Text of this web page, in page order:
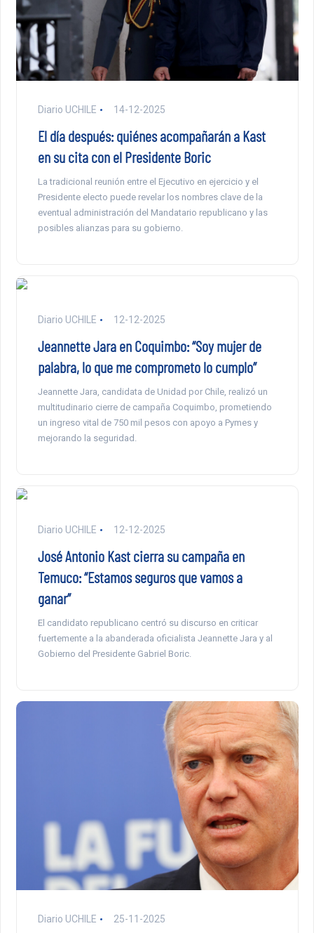
Diario UCHILE 14-12-2025
El día después: quiénes acompañarán a Kast
en su cita con el Presidente Boric
La tradicional reunión entre el Ejecutivo en ejercicio y el
Presidente electo puede revelar los nombres clave de la
eventual administración del Mandatario republicano y las
posibles alianzas para su gobierno.
Diario UCHILE 12-12-2025
Jeannette Jara en Coquimbo: “Soy mujer de
palabra, lo que me comprometo lo cumplo”
Jeannette Jara, candidata de Unidad por Chile, realizó un
multitudinario cierre de campaña Coquimbo, prometiendo
un ingreso vital de 750 mil pesos con apoyo a Pymes y
mejorando la seguridad.
Diario UCHILE 12-12-2025
José Antonio Kast cierra su campaña en
Temuco: “Estamos seguros que vamos a
ganar”
El candidato republicano centró su discurso en criticar
fuertemente a la abanderada oficialista Jeannette Jara y al
Gobierno del Presidente Gabriel Boric.
Diario UCHILE 25-11-2025